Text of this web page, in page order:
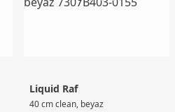
Liquid Raf
40 cm clean, beyaz